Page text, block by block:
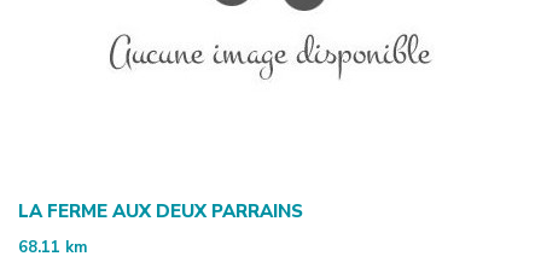
LA FERME AUX DEUX PARRAINS
68.11 km